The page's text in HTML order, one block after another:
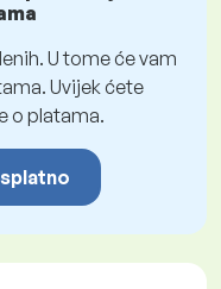
U tome će vam
Uvijek ćete
o platama.